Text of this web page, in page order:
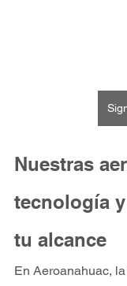
Nuestras
tecnología
tu alcance
En Aeroanahuac,